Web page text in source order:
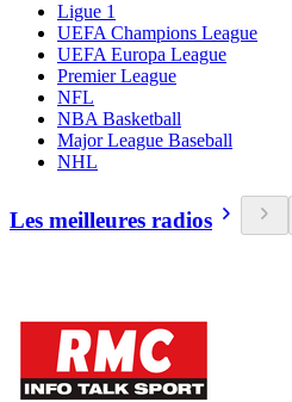
Ligue 1
UEFA Champions League
UEFA Europa League
Premier League
NFL
NBA Basketball
Major League Baseball
NHL
Les meilleures radios